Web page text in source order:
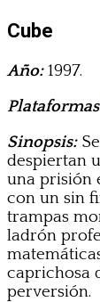
Cube
Año:1997.
Sinopsis:
despiertan
una prisión
con un sin
trampas
ladrón
caprichosa
perversión.